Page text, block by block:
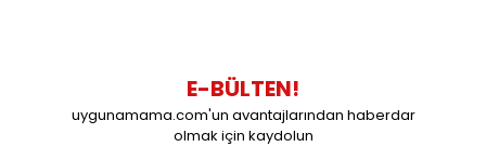
E-BÜLTEN!
uygunamama.com'un avantajlarından haberdar
olmak için kaydolun